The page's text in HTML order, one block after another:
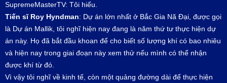
SupremeMasterTV: Tôi hiểu.
Tiến sĩ Roy Hyndman: Dự án lớn nhất ở Bắc Gia Nã Đại, được gọi
là Dự án Mallik, tôi nghĩ hiện nay đang là năm thứ tư thực hiện dự
án này. Họ đã bắt đầu khoan để cho biết số lượng khí có bao nhiêu
và hiện nay trong giai đoạn này xem thử nếu mình có thể nhận
được khí từ đó.
Vì vậy tôi nghĩ về kinh tế, còn một quảng đường dài để thực hiện